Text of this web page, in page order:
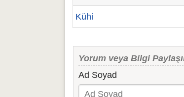
Kühi
Yorum veya Bilgi
Ad Soyad